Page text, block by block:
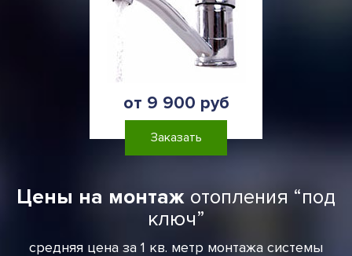
от 9 900 руб
Заказать
Цены на монтаж отопления “под
ключ”
средняя цена за 1 кв. метр монтажа системы